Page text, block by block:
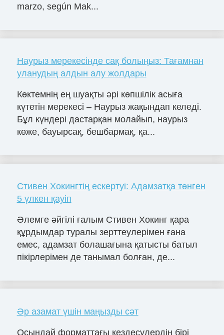
marzo, según Mak...
Наурыз мерекесінде сақ болыңыз: Тағамнан
уланудың алдын алу жолдары
Көктемнің ең шуақты әрі көпшілік асыға
күтетін мерекесі – Наурыз жақындап келеді.
Бұл күндері дастарқан молайып, наурыз
көже, бауырсақ, бешбармақ, қа...
Стивен Хокингтің ескертуі: Адамзатқа төнген
5 үлкен қауіп
Әлемге әйгілі ғалым Стивен Хокинг қара
құрдымдар туралы зерттеулерімен ғана
емес, адамзат болашағына қатысты батыл
пікірлерімен де танымал болған, де...
Әр азамат үшін маңызды сәт
Осындай форматтағы кездесулердің бірі